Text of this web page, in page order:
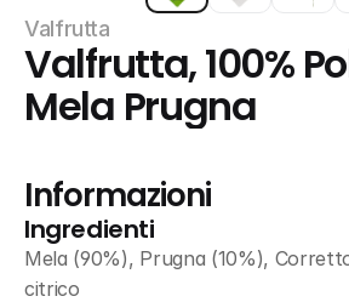
Valfrutta
Valfrutta, 100%
Mela Prugna
Informazioni
Ingredienti
Mela (90%), Prugna (10%),
citrico